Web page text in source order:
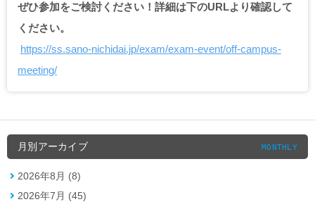
ぜひ参加をご検討ください！詳細は下のURLより確認して
ください。
https://ss.sano-nichidai.jp/exam/exam-event/off-campus-
meeting/
月別アーカイブ MONTHLY
2026年8月 (8)
2026年7月 (45)